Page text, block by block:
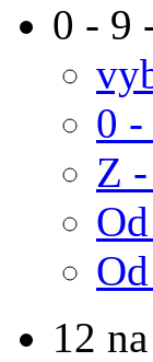
0 - 9
0
Z
12